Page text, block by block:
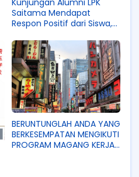
Saitama Mendapat
Respon Positif dari Siswa,
NIh?
BERUNTUNGLAH ANDA YANG
BERKESEMPATAN MENGIKUTI
PROGRAM MAGANG KERJA